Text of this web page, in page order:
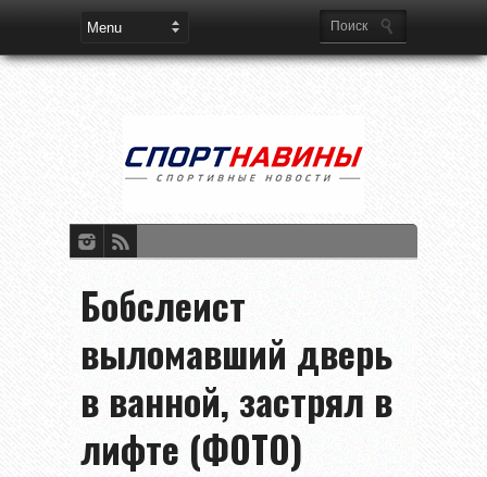
Бобслеист
выломавший дверь
в ванной, застрял в
лифте (ФОТО)